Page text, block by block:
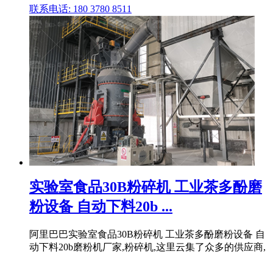
联系电话: 180 3780 8511
实验室食品30B粉碎机 工业茶多酚磨
粉设备 自动下料20b ...
阿里巴巴实验室食品30B粉碎机 工业茶多酚磨粉设备 自
动下料20b磨粉机厂家,粉碎机,这里云集了众多的供应商,